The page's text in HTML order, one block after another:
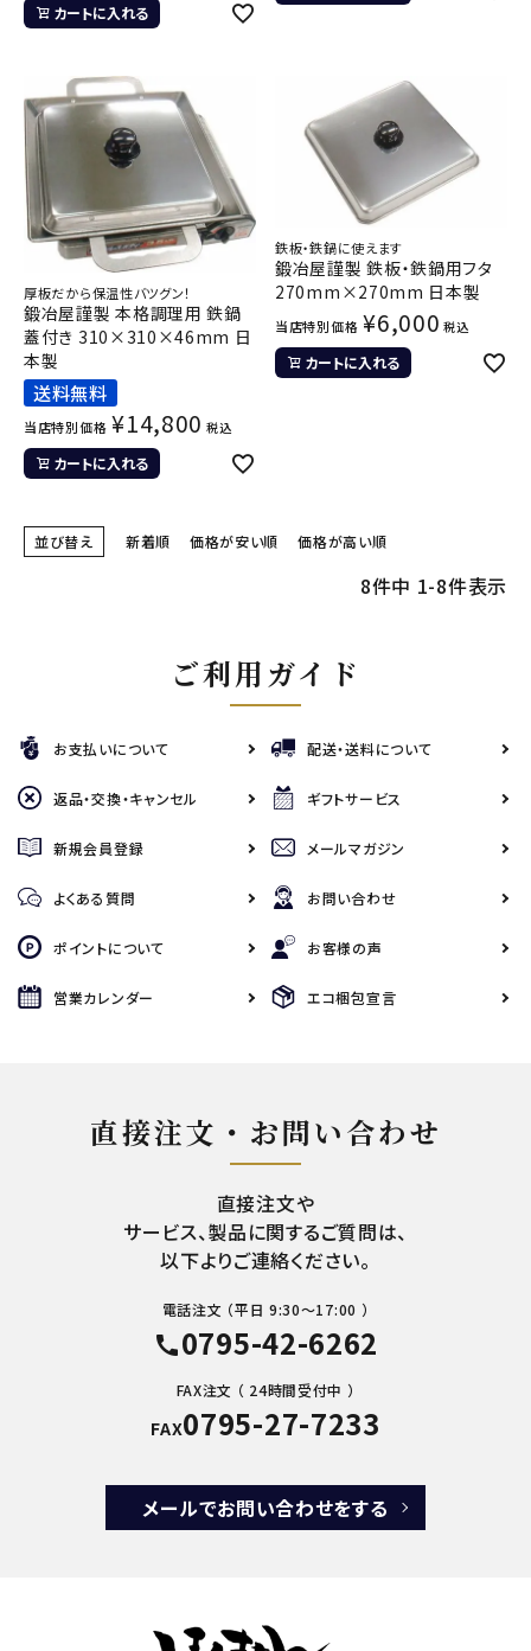
カートに入れる
厚板だから保温性バツグン！
鍛冶屋謹製 本格調理用 鉄鍋
蓋付き 310×310×46mm 日
本製
送料無料
当店特別価格 ¥14,800 税込
カートに入れる
鉄板・鉄鍋に使えます
鍛冶屋謹製 鉄板・鉄鍋用フタ
270mm×270mm 日本製
当店特別価格 ¥6,000 税込
カートに入れる
並び替え 新着順 価格が安い順 価格が高い順
8件中 1-8件表示
ご利用ガイド
お支払いについて 配送・送料について
返品・交換・キャンセル ギフトサービス
新規会員登録 メールマガジン
よくある質問 お問い合わせ
ポイントについて お客様の声
営業カレンダー エコ梱包宣言
直接注文・お問い合わせ
直接注文や
サービス、製品に関するご質問は、
以下よりご連絡ください。
電話注文 （平日 9:30～17:00 ）
call0795-42-6262
FAX注文 （ 24時間受付中 ）
FAX0795-27-7233
メールでお問い合わせをする